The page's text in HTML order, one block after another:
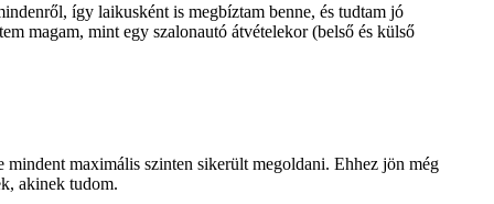
így laikusként is megbíztam benne, és tudtam jó
magam, mint egy szalonautó átvételekor (belső és külső
maximális szinten sikerült megoldani. Ehhez jön még
akinek tudom.